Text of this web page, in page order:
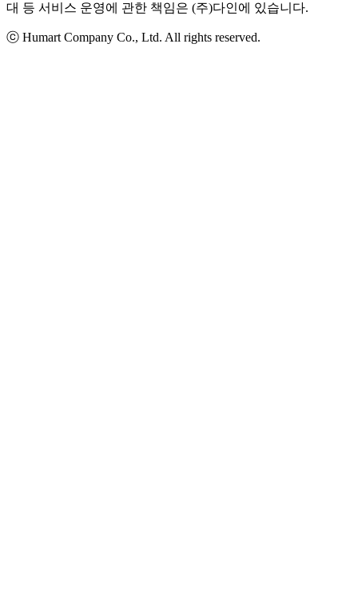
대 등 서비스 운영에 관한 책임은 (주)다인에 있습니다.
ⓒ Humart Company Co., Ltd. All rights reserved.